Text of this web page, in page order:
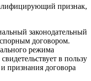
признак,
законодательный
договором.
режима
в пользу
признания договора